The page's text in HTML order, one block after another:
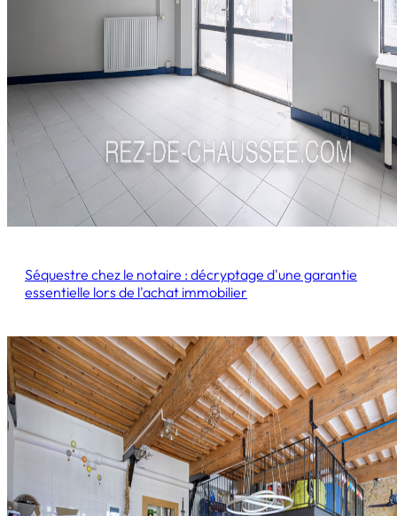
Séquestre chez le notaire : décryptage d'une garantie
essentielle lors de l'achat immobilier